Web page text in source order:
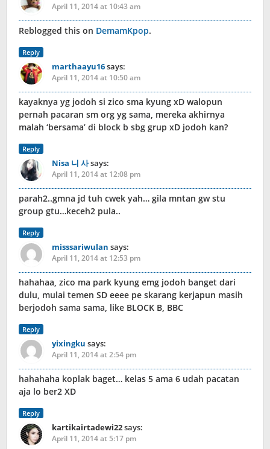
April 11, 2014 at 10:43 am
Reblogged this on DemamKpop.
Reply
marthaayu16says:
April 11, 2014 at 10:50 am
kayaknya yg jodoh si zico sma kyung xD walopun
pernah pacaran sm org yg sama, mereka akhirnya
malah ‘bersama’ di block b sbg grup xD jodoh kan?
Reply
Nisa 니 사says:
April 11, 2014 at 12:08 pm
parah2..gmna jd tuh cwek yah… gila mntan gw stu
group gtu…keceh2 pula..
Reply
misssariwulan says:
April 11, 2014 at 12:53 pm
hahahaa, zico ma park kyung emg jodoh banget dari
dulu, mulai temen SD eeee pe skarang kerjapun masih
berjodoh sama sama, like BLOCK B, BBC
Reply
yixingku says:
April 11, 2014 at 2:54 pm
hahahaha koplak baget… kelas 5 ama 6 udah pacatan
aja lo ber2 XD
Reply
kartikairtadewi22says:
April 11, 2014 at 5:17 pm